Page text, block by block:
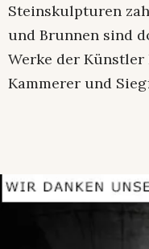
Steinskulpturen
und Brunnen sind
Werke der Künstler
Kammerer und